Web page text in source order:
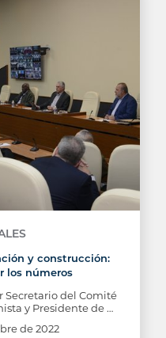
y construcción:
los números
Secretario del Comité
y Presidente de …
de 2022